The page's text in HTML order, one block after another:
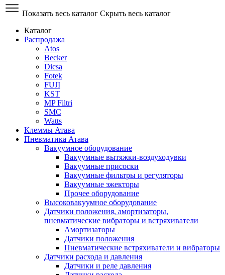
Показать весь каталог Скрыть весь каталог
Каталог
Распродажа
Atos
Becker
Dicsa
Fotek
FUJI
KST
MP Filtri
SMC
Watts
Клеммы Атава
Пневматика Атава
Вакуумное оборудование
Вакуумные вытяжки-воздуходувки
Вакуумные присоски
Вакуумные фильтры и регуляторы
Вакуумные эжекторы
Прочее оборудование
Высоковакуумное оборудование
Датчики положения, амортизаторы,
пневматические вибраторы и встряхиватели
Амортизаторы
Датчики положения
Пневматические встряхиватели и вибраторы
Датчики расхода и давления
Датчики и реле давления